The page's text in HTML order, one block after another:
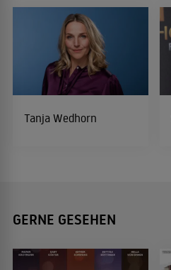
Tanja Wedhorn
GERNE GESEHEN